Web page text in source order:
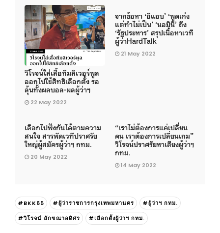
วิโรจน์ใส่เสื้อทีมลิเวอร์พูล
ออกไปใช้สิทธิเลือกตั้ง รอ
ลุ้นทั้งผลบอล-ผลผู้ว่าฯ
22 May 2022
จากข้อหา ‘อีแอบ’ ‘พูดเก่ง
แต่ทำไม่เป็น’ ‘นอมินี’ ถึง
‘รัฐประหาร’ สรุปเนื้อหาเวที
ผู้ว่าHardTalk
21 May 2022
เลือกไปฟังกันได้ตามความ
สนใจ สารพัดเวทีปราศรัย
ใหญ่ผู้สมัครผู้ว่าฯ กทม.
20 May 2022
“เราไม่ต้องการแค่เปลี่ยน
คน เราต้องการเปลี่ยนเกม”
วิโรจน์ปราศรัยหาเสียงผู้ว่าฯ
กทม.
14 May 2022
#BKK65 #ผู้ว่าราชการกรุงเทพมหานคร
#ผู้ว่าฯ กทม.
#วิโรจน์ ลักขณาอดิศร
#เลือกตั้งผู้ว่าฯ กทม.